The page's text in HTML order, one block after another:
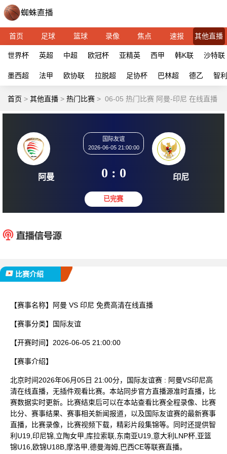
首页 足球 篮球 录像 焦点 速报 其他直播
世界杯 英超 中超 欧冠杯 亚精英 西甲 韩K联 沙特联
墨西超 法甲 欧协联 拉脱超 足协杯 巴林超 德乙 智
首页 > 其他直播 > 热门比赛 > 06-05 热门比赛 阿曼-印尼 在线直播
阿曼
国际友谊
2026-06-05 21:00:00
0 : 0 印
比赛介绍
【赛事名称】 阿曼 VS 印尼 免费高清在线直播
【赛事分类】 国际友谊
【开赛时间】 2026-06-05 21:00:00
【赛事介绍】
北京时间2026年06月05日 21:00分，国际友谊赛 : 阿曼VS印尼高
清在线直播，无插件观看比赛。本站同步官方直播源准时直播，比
赛数据实时更新。比赛结束后可以在本站查看比赛全程录像、比赛
比分、赛事结果、赛事相关新闻报道，以及国际友谊赛的最新赛事
直播，比赛录像，比赛视频下载，精彩片段集锦等。同时还提供智
利U19,印尼锦,立陶女甲,库拉索联,东南亚U19,意大利LNP杯,亚篮
锦U16,欧锦U18B,摩洛甲,德曼海姆,巴西CE等联赛直播。